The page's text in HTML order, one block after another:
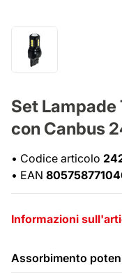
Set Lampade
con Canbus
• Codice articolo
• EAN
Informazioni
Assorbimento